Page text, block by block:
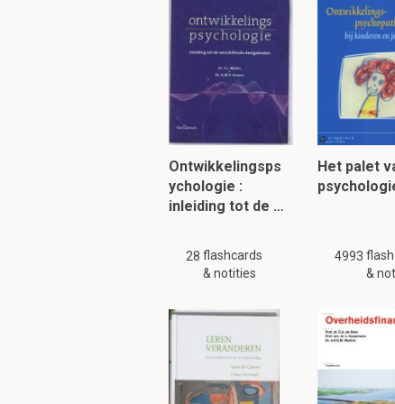
2.1
Wat inhoudt
Moeders hebben
weken als
Om verder
Ontwikkelingsps
ychologie :
inleiding tot de …
28 flashcards
& notities
Het palet
4993
&